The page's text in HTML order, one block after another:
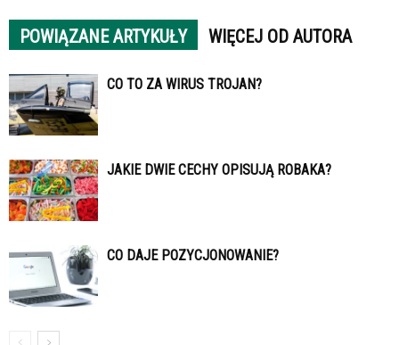
POWIĄZANE ARTYKUŁY WIĘCEJ OD AUTORA
CO TO ZA WIRUS TROJAN?
JAKIE DWIE CECHY OPISUJĄ ROBAKA?
CO DAJE POZYCJONOWANIE?